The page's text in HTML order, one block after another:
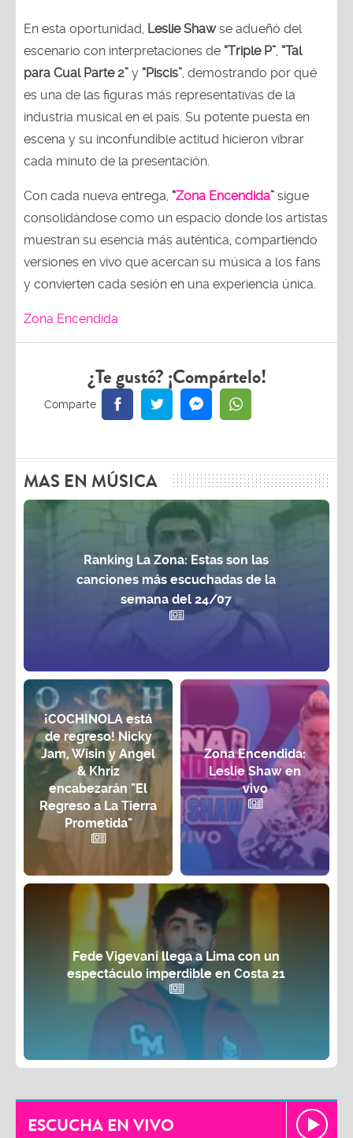
En esta oportunidad, Leslie Shawse adueñó del
escenario con interpretaciones de “Triple P”, “Tal
para Cual Parte 2” y “Piscis”, demostrando por qué
es una de las figuras más representativas de la
industria musical en el país. Su potente puesta en
escena y su inconfundible actitud hicieron vibrar
cada minuto de la presentación.
Con cada nueva entrega, “Zona Encendida” sigue
consolidándose como un espacio donde los artistas
muestran su esencia más auténtica, compartiendo
versiones en vivo que acercan su música a los fans
y convierten cada sesión en una experiencia única.
Zona Encendida
¿Te gustó? ¡Compártelo!
MAS EN MÚSICA
Ranking La Zona: Estas son las
canciones más escuchadas de la
semana del 24/07
¡COCHINOLA está
de regreso! Nicky
Jam, Wisin y Angel
& Khriz
encabezarán "El
Regreso a La Tierra
Prometida"
Zona Encendida:
Leslie Shaw en
vivo
Fede Vigevani llega a Lima con un
espectáculo imperdible en Costa 21
ESCUCHA EN VIVO